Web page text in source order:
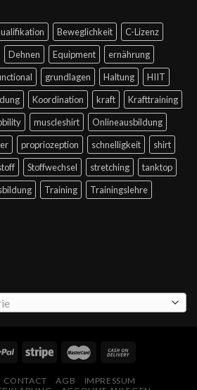
Beweglichkeit
C-Lizenz
Dehnen Equipment
ernährung
grundlagen Haltung
HIIT
Koordination kraft
Krafttraining
muscleshirt
Onlineausbildung
propriozeption schnelligkeit
shirt
Stoffwechsel stretching
tanktop
Training
Trainingslehre
CONTACT AGB
IMPRESSUM